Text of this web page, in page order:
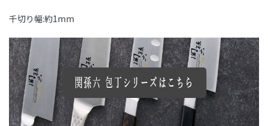
千切り幅:約1mm